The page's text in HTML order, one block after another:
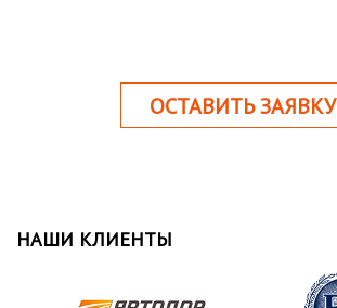
ОСТАВИТЬ ЗАЯВКУ
НАШИ КЛИЕНТЫ